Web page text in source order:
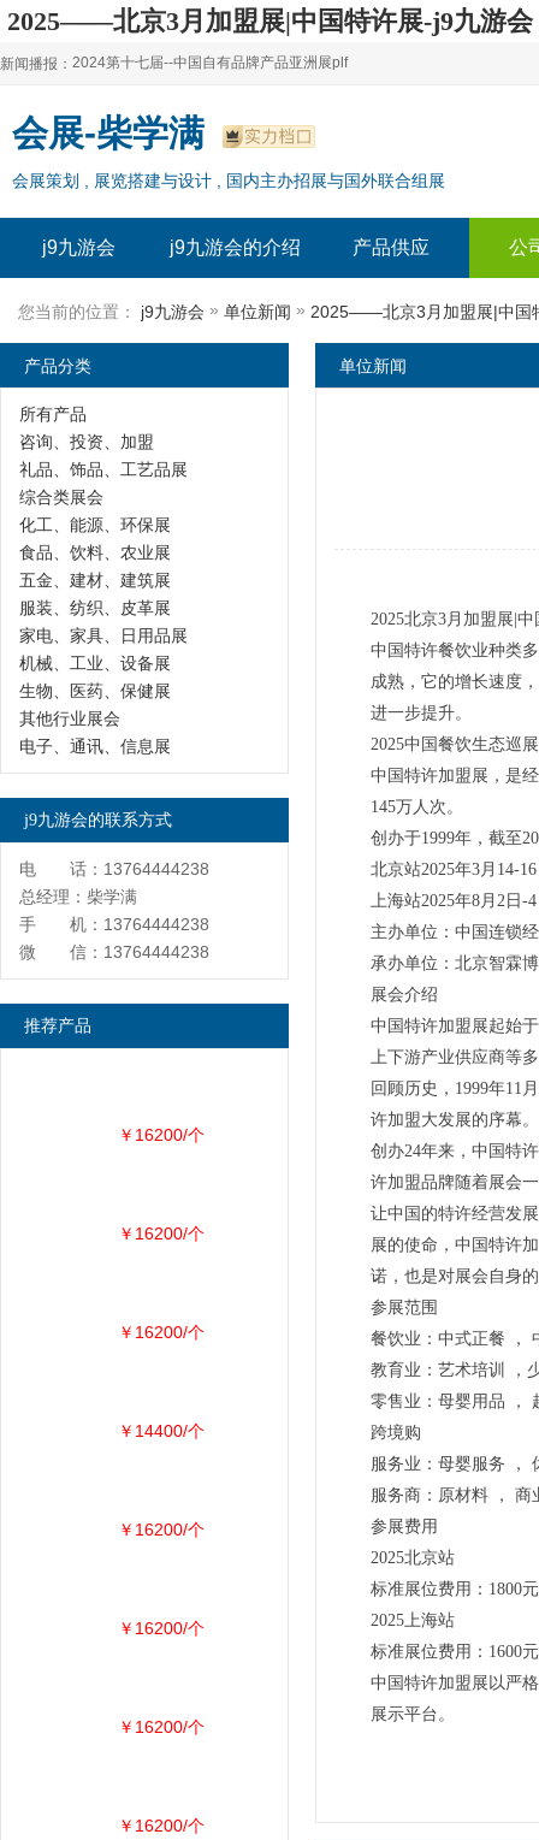
2025——北京3月加盟展|中国特许展-j9九游会
新闻播报：
2024上海自有品牌展--百货展|食品展 零售展|oem展
2024全球自有--品牌产品亚洲展（plf）
2024上海自有品牌展--2024上海oem 贴牌代加工展
2024第十七届--中国自有品牌产品亚洲展plf
2024全球自有--品牌产品亚洲展（plf）
2024年上海--第17届自有品牌展
会展-柴学满
会展策划 , 展览搭建与设计 , 国内主办招展与国外联合组展
j9九游会 j9九游会的介绍 产品供应 公
您当前的位置： j9九游会 » 单位新闻 » 2025——北京3月加盟展|中国
单位新闻
2025北京3月加盟展|
中国特许餐饮业种类
成熟，它的增长速度
进一步提升。
2025中国餐饮生态巡
中国特许加盟展，是
145万人次。
创办于1999年，截至
北京站2025年3月
上海站2025年8月
主办单位：中国连锁
承办单位：北京智霖
展会介绍
中国特许加盟展起始
上下游产业供应商等
回顾历史，1999年11
许加盟大发展的序幕。
创办24年来，中国特
许加盟品牌随着展会
让中国的特许经营发
展的使命，中国特许
诺，也是对展会自身
参展范围
餐饮业：中式正餐 ，
教育业：艺术培训 ，
零售业：母婴用品 ，
跨境购
服务业：母婴服务 ，
服务商：原材料 ，
参展费用
2025北京站
标准展位费用：1800
2025上海站
标准展位费用：1600
中国特许加盟展以严
展示平台。
产品分类
所有产品
咨询、投资、加盟
礼品、饰品、工艺品展
综合类展会
化工、能源、环保展
食品、饮料、农业展
五金、建材、建筑展
服装、纺织、皮革展
家电、家具、日用品展
机械、工业、设备展
生物、医药、保健展
其他行业展会
电子、通讯、信息展
j9九游会的联系方式
电 话：13764444238
总经理：柴学满
手 机：13764444238
微 信：13764444238
推荐产品
￥16200/个
￥16200/个
￥16200/个
￥14400/个
￥16200/个
￥16200/个
￥16200/个
￥16200/个